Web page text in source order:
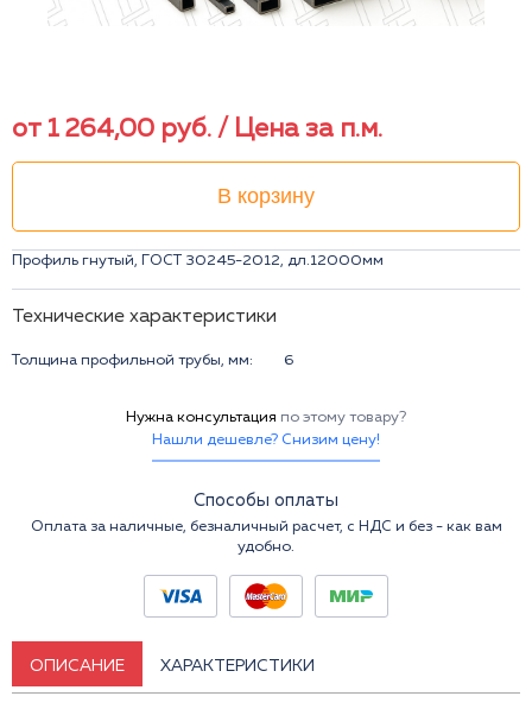
от 1 264,00 руб. / Цена за п.м.
В корзину
Профиль гнутый, ГОСТ 30245-2012, дл.12000мм
Технические характеристики
Толщина профильной трубы, мм: 6
Нужна консультация по этому товару?
Нашли дешевле? Снизим цену!
Способы оплаты
Оплата за наличные, безналичный расчет, с НДС и без - как вам
удобно.
ОПИСАНИЕ ХАРАКТЕРИСТИКИ